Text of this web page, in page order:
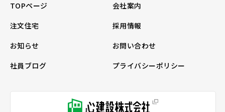
TOPページ
会社案内
注文住宅
採用情報
お知らせ
お問い合わせ
社員ブログ
プライバシーポリシー